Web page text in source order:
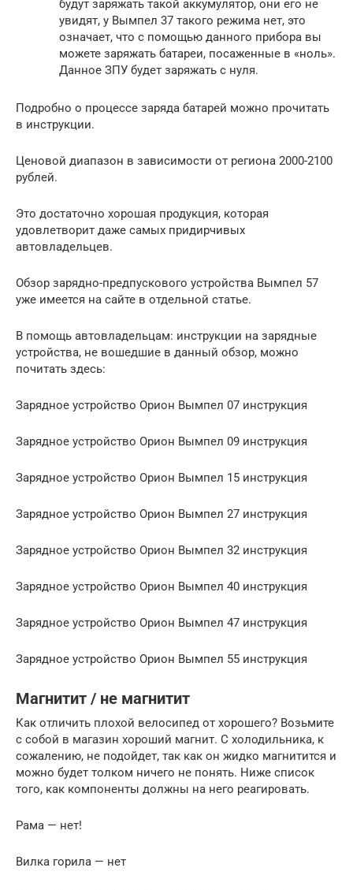
будут заряжать такой аккумулятор, они его не
увидят, у Вымпел 37 такого режима нет, это
означает, что с помощью данного прибора вы
можете заряжать батареи, посаженные в «ноль».
Данное ЗПУ будет заряжать с нуля.
Подробно о процессе заряда батарей можно прочитать
в инструкции.
Ценовой диапазон в зависимости от региона 2000-2100
рублей.
Это достаточно хорошая продукция, которая
удовлетворит даже самых придирчивых
автовладельцев.
Обзор зарядно-предпускового устройства Вымпел 57
уже имеется на сайте в отдельной статье.
В помощь автовладельцам: инструкции на зарядные
устройства, не вошедшие в данный обзор, можно
почитать здесь:
Зарядное устройство Орион Вымпел 07 инструкция
Зарядное устройство Орион Вымпел 09 инструкция
Зарядное устройство Орион Вымпел 15 инструкция
Зарядное устройство Орион Вымпел 27 инструкция
Зарядное устройство Орион Вымпел 32 инструкция
Зарядное устройство Орион Вымпел 40 инструкция
Зарядное устройство Орион Вымпел 47 инструкция
Зарядное устройство Орион Вымпел 55 инструкция
Магнитит / не магнитит
Как отличить плохой велосипед от хорошего? Возьмите
с собой в магазин хороший магнит. С холодильника, к
сожалению, не подойдет, так как он жидко магнитится и
можно будет толком ничего не понять. Ниже список
того, как компоненты должны на него реагировать.
Рама — нет!
Вилка горила — нет